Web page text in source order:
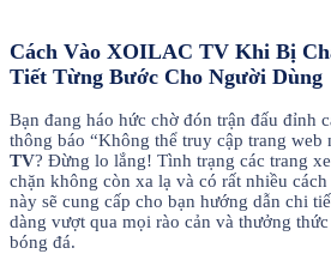
Cách Vào XOILAC TV Khi Bị
Tiết Từng Bước Cho Người Dùng
Bạn đang háo hức chờ đón trận đấu đỉnh
thông báo “Không thể truy cập trang web
TV? Đừng lo lắng! Tình trạng các trang
chặn không còn xa lạ và có rất nhiều
này sẽ cung cấp cho bạn hướng dẫn chi
dàng vượt qua mọi rào cản và thưởng
bóng đá.